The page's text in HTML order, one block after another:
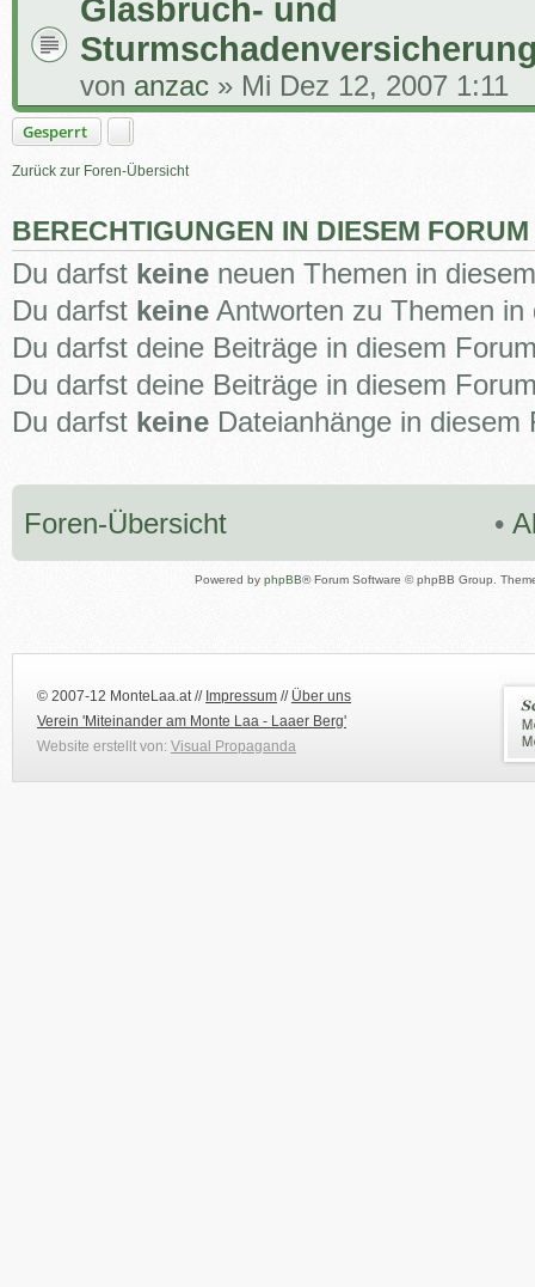
Glasbruch- und
von anzac » Mi Dez 12, 2007 1:11
Gesperrt
Zurück zur Foren-Übersicht
BERECHTIGUNGEN IN DIESEM FORUM
Du darfst keine neuen Themen in
Du darfst keine Antworten zu Themen
Du darfst deine Beiträge in diesem
Du darfst deine Beiträge in diesem
Du darfst keine Dateianhänge in diesem
Foren-Übersicht •
Powered by phpBB® Forum Software © phpBB Group.
© 2007-12 MonteLaa.at // Impressum // Über uns
Verein 'Miteinander am Monte Laa - Laaer Berg'
Website erstellt von: Visual Propaganda